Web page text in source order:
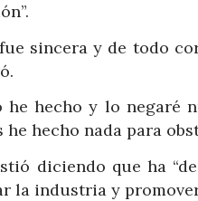
sincera y de todo
he hecho y lo negaré
he hecho nada para
diciendo que ha
la industria y